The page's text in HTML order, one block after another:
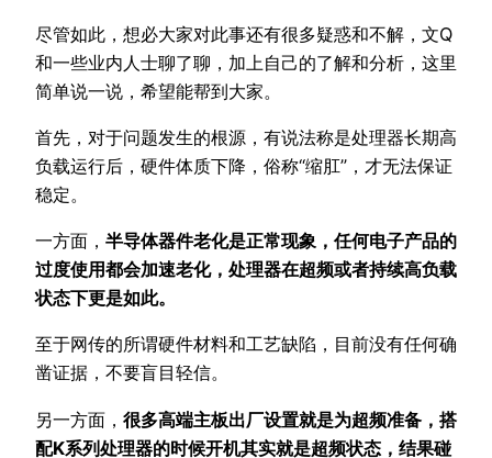
尽管如此，想必大家对此事还有很多疑惑和不解，文Q
和一些业内人士聊了聊，加上自己的了解和分析，这里
简单说一说，希望能帮到大家。
首先，对于问题发生的根源，有说法称是处理器长期高
负载运行后，硬件体质下降，俗称“缩肛”，才无法保证
稳定。
一方面， 半导体器件老化是正常现象，任何电子产品的
过度使用都会加速老化，处理器在超频或者持续高负载
状态下更是如此。
至于网传的所谓硬件材料和工艺缺陷，目前没有任何确
凿证据，不要盲目轻信。
另一方面， 很多高端主板出厂设置就是为超频准备，搭
配K系列处理器的时候开机其实就是超频状态，结果碰